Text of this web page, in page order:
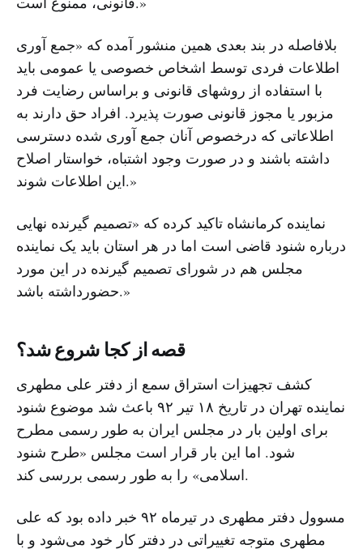
بلافاصله در بند بعدی همین منشور آمده که «جمع آوری
اطلاعات فردی توسط اشخاص خصوصی یا عمومی باید
با استفاده از روشهای قانونی و براساس رضایت فرد
مزبور یا مجوز قانونی صورت پذیرد. افراد حق دارند به
اطلاعاتی که درخصوص آنان جمع آوری شده دسترسی
داشته باشند و در صورت وجود اشتباه، خواستار اصلاح
این اطلاعات شوند.»
نماینده کرمانشاه تاکید کرده که «تصمیم گیرنده نهایی
درباره شنود قاضی است اما در هر استان باید یک نماینده
مجلس هم در شورای تصمیم گیرنده در این مورد
حضورداشته باشد.»
قصه از کجا شروع شد؟
کشف تجهیزات استراق سمع از دفتر علی مطهری
نماینده تهران در تاریخ ۱۸ تیر ۹۲ باعث شد موضوع شنود
برای اولین بار در مجلس ایران به طور رسمی مطرح
شود. اما این بار قرار است مجلس «طرح شنود
اسلامی» را به طور رسمی بررسی کند.
مسوول دفتر مطهری در تیرماه ۹۲ خبر داده بود که علی
مطهری متوجه تغییراتی در دفتر کار خود می‌شود و با